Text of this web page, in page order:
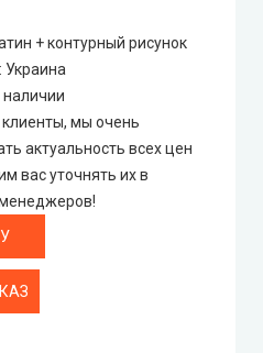
под покраску)
+ контурный рисунок
: Украина
наличии
мы очень
актуальность всех цен
вас уточнять их в